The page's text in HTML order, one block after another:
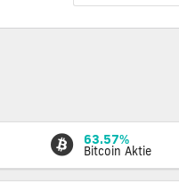
63.57%
Bitcoin Aktie